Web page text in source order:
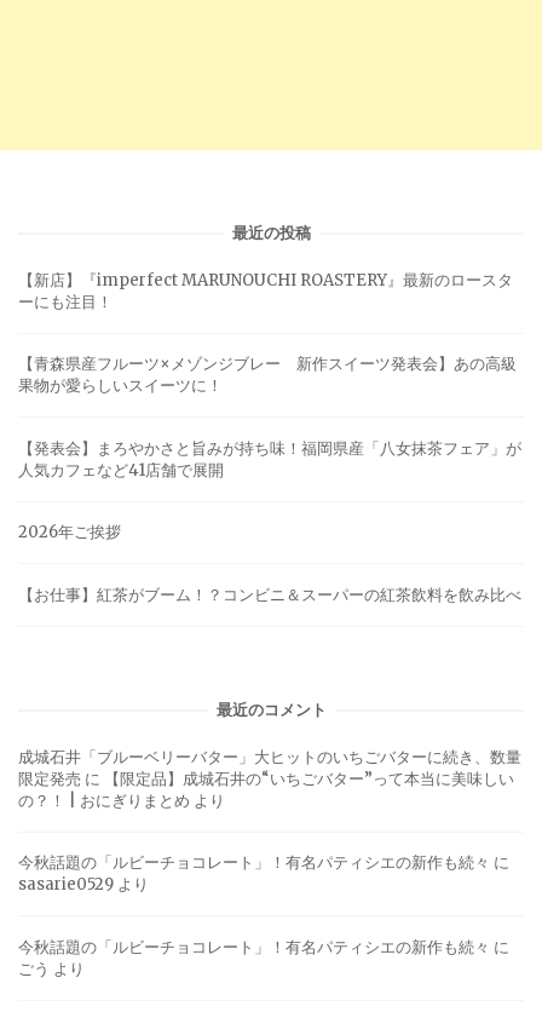
最近の投稿
【新店】『imperfect MARUNOUCHI ROASTERY』最新のロースタ
ーにも注目！
【青森県産フルーツ×メゾンジブレー 新作スイーツ発表会】あの高級
果物が愛らしいスイーツに！
【発表会】まろやかさと旨みが持ち味！福岡県産「八女抹茶フェア」が
人気カフェなど41店舗で展開
2026年ご挨拶
【お仕事】紅茶がブーム！？コンビニ＆スーパーの紅茶飲料を飲み比べ
最近のコメント
成城石井「ブルーベリーバター」大ヒットのいちごバターに続き、数量
限定発売 に
【限定品】成城石井の“いちごバター”って本当に美味しい
の？！ | おにぎりまとめ より
今秋話題の「ルビーチョコレート」！有名パティシエの新作も続々 に
sasarie0529 より
今秋話題の「ルビーチョコレート」！有名パティシエの新作も続々 に
ごう より